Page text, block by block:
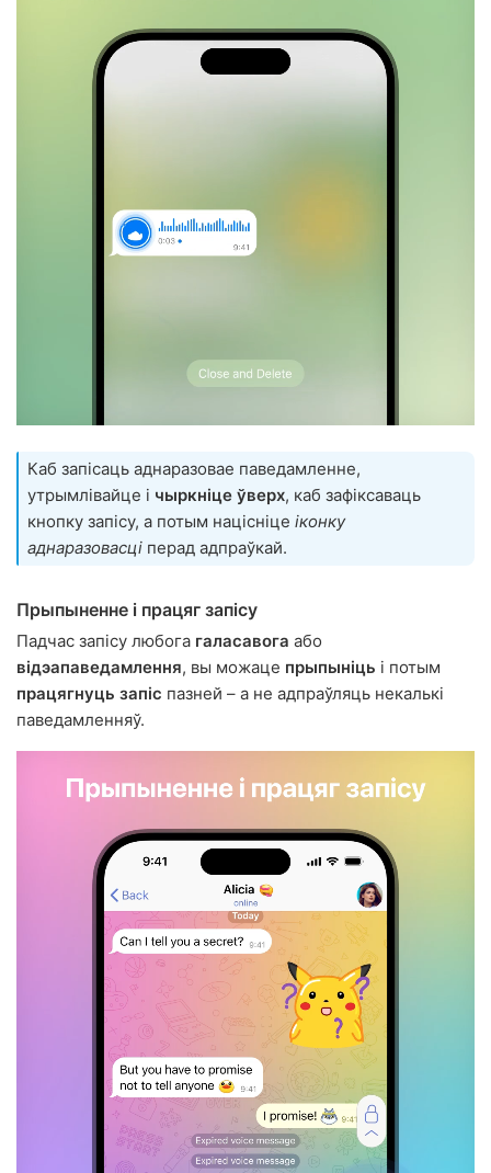
Каб запісаць аднаразовае паведамленне,
утрымлівайце і чыркніце ўверх, каб зафіксаваць
кнопку запісу, а потым націсніце іконку
аднаразовасці перад адпраўкай.
Прыпыненне і працяг запісу
Падчас запісу любога галасавога або
відэапаведамлення, вы можаце прыпыніць і потым
працягнуць запіс пазней – а не адпраўляць некалькі
паведамленняў.